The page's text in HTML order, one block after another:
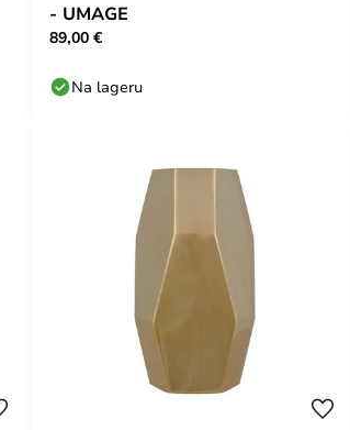
- UMAGE
89,00 €
Na lageru